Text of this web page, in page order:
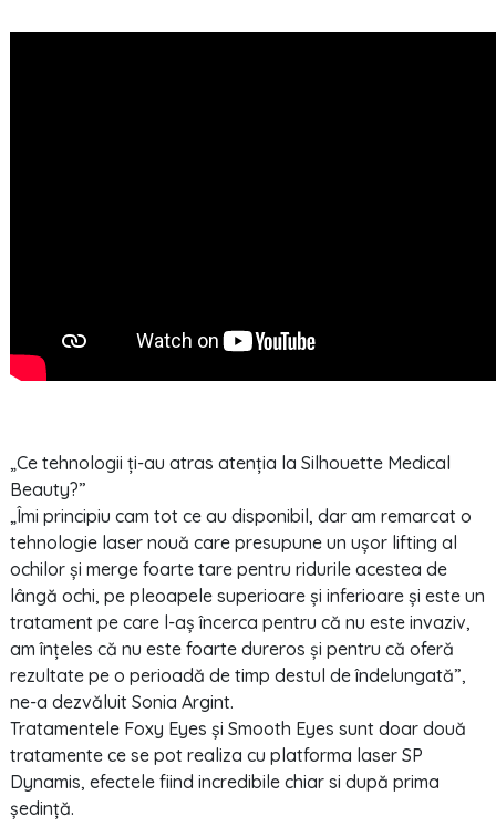
„Ce tehnologii ți-au atras atenția la Silhouette Medical
Beauty?”
„Îmi principiu cam tot ce au disponibil, dar am remarcat o
tehnologie laser nouă care presupune un ușor lifting al
ochilor și merge foarte tare pentru ridurile acestea de
lângă ochi, pe pleoapele superioare și inferioare și este un
tratament pe care l-aș încerca pentru că nu este invaziv,
am înțeles că nu este foarte dureros și pentru că oferă
rezultate pe o perioadă de timp destul de îndelungată”,
ne-a dezvăluit Sonia Argint.
Tratamentele Foxy Eyes și Smooth Eyes sunt doar două
tratamente ce se pot realiza cu platforma laser SP
Dynamis, efectele fiind incredibile chiar si după prima
ședință.